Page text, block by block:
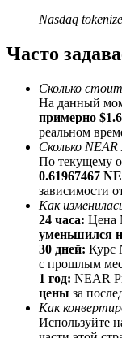
Реферал
Пригласите
BTC Welcome
Nasdaq
Часто
Сколько
На данный
примерно
реальном
Сколько
По текущему
0.61967467
зависимости
Как
24 часа: Цена
уменьшился
30 дней: Курс
с прошлым
1 год: NEAR
цены за
Как
Используйте